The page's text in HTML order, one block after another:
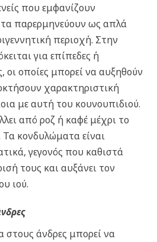
που εμφανίζουν
παρερμηνεύουν ως απλά
περιοχή. Στην
για επίπεδες ή
οι οποίες μπορεί να αυξηθούν
χαρακτηριστική
με αυτή του κουνουπιδιού.
από ροζ ή καφέ μέχρι το
κονδυλώματα είναι
γεγονός που καθιστά
τους και αυξάνει τον
ιού.
άνδρες μπορεί να